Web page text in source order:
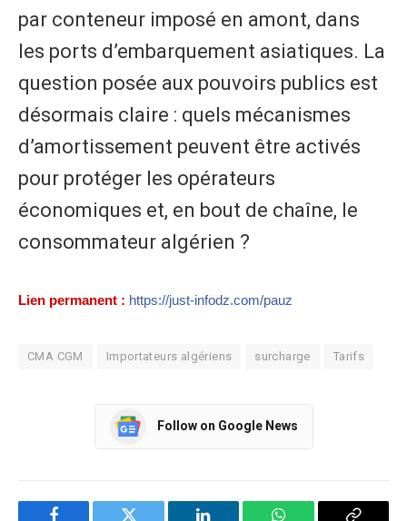
par conteneur imposé en amont, dans
les ports d’embarquement asiatiques. La
question posée aux pouvoirs publics est
désormais claire : quels mécanismes
d’amortissement peuvent être activés
pour protéger les opérateurs
économiques et, en bout de chaîne, le
consommateur algérien ?
Lien permanent : https://just-infodz.com/pauz
CMA CGM Importateurs algériens surcharge Tarifs
Follow on Google News